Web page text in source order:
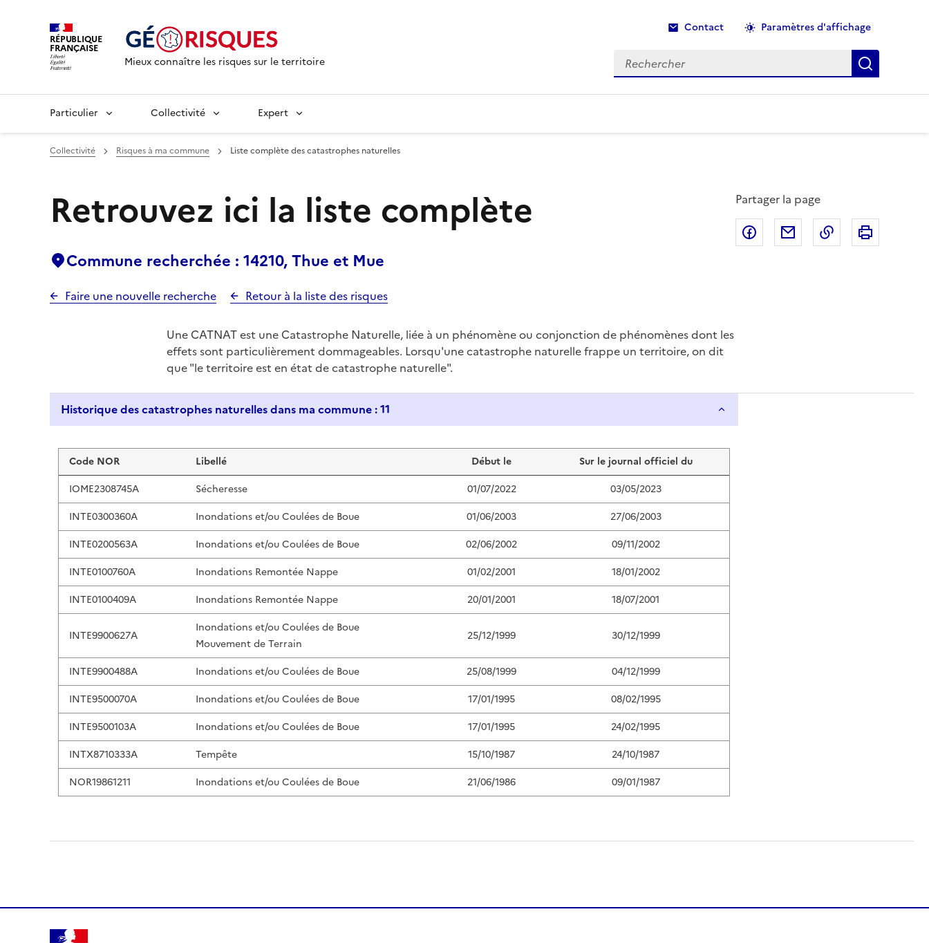
RÉPUBLIQUE
FRANÇAISE
Mieux connaître les risques sur le territoire
Contact Paramètres d'affichage
Rechercher Recherche
Particulier Collectivité Expert
Collectivité Risques à ma commune Liste complète des catastrophes naturelles
Retrouvez ici la liste complète
Commune recherchée : 14210, Thue et Mue
Faire une nouvelle recherche Retour à la liste des risques
Partager la page
Partager sur Facebook
Partager par email
Copier dans le
Une CATNAT est une Catastrophe Naturelle, liée à un phénomène ou conjonction de phénomènes dont les
effets sont particulièrement dommageables. Lorsqu'une catastrophe naturelle frappe un territoire, on dit
que "le territoire est en état de catastrophe naturelle".
Historique des catastrophes naturelles dans ma commune : 11
Liste de résultats
Code NOR Libellé Début le
Sur le journal officiel du
IOME2308745A
Sécheresse 01/07/2022
03/05/2023
INTE0300360A
Inondations et/ou Coulées de Boue 01/06/2003
27/06/2003
INTE0200563A
Inondations et/ou Coulées de Boue 02/06/2002
09/11/2002
INTE0100760A
Inondations Remontée Nappe 01/02/2001
18/01/2002
INTE0100409A
Inondations Remontée Nappe 20/01/2001 18/07/2001
INTE9900627A
Inondations et/ou Coulées de Boue
Mouvement de Terrain
25/12/1999 30/12/1999
INTE9900488A Inondations et/ou Coulées de Boue 25/08/1999
04/12/1999
INTE9500070A
Inondations et/ou Coulées de Boue 17/01/1995
08/02/1995
INTE9500103A
Inondations et/ou Coulées de Boue 17/01/1995
24/02/1995
INTX8710333A
Tempête 15/10/1987
24/10/1987
NOR19861211
Inondations et/ou Coulées de Boue 21/06/1986 09/01/1987